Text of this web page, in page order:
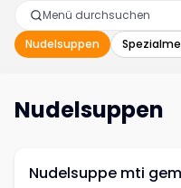
Nudelsuppen
Nudelsuppen
Nudelsuppe mti